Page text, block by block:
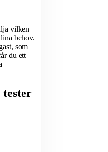
vilken
behov.
som
du ett
tester